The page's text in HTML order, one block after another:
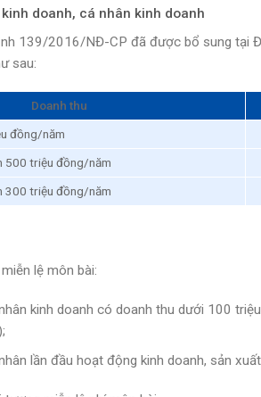
doanh, cá nhân kinh doanh
139/2016/NĐ-CP đã được bổ sung tại
sau:
Doanh thu
đồng/năm
500 triệu đồng/năm
300 triệu đồng/năm
lệ môn bài:
kinh doanh có doanh thu dưới 100
lần đầu hoạt động kinh doanh, sản